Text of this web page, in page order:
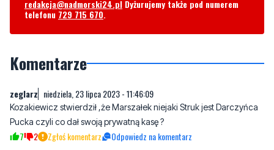
Komentarze
Kozakiewicz stwierdził ,że Marszałek niejaki Struk jest Darczyńca
7 2 Zgłoś komentarz Odpowiedz na komentarz
Kaziu kadrowy niedziela, 23 lipca 2023 - 16:20:45
Zrobił sobie i Hannie kampanię wyborczą.